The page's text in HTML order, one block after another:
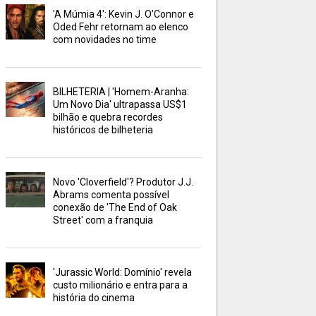
'A Múmia 4': Kevin J. O’Connor e
Oded Fehr retornam ao elenco
com novidades no time
BILHETERIA | 'Homem-Aranha:
Um Novo Dia' ultrapassa US$1
bilhão e quebra recordes
históricos de bilheteria
Novo 'Cloverfield'? Produtor J.J.
Abrams comenta possível
conexão de 'The End of Oak
Street' com a franquia
'Jurassic World: Domínio' revela
custo milionário e entra para a
história do cinema